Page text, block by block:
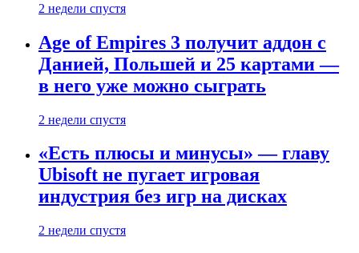
2 недели спустя
Age of Empires 3 получит аддон с
Данией, Польшей и 25 картами —
в него уже можно сыграть
2 недели спустя
«Есть плюсы и минусы» — главу
Ubisoft не пугает игровая
индустрия без игр на дисках
2 недели спустя